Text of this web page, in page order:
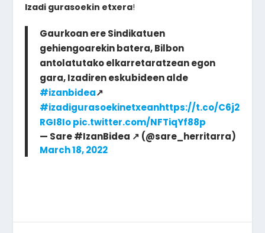
Izadi gurasoekin etxera!
Gaurkoan ere Sindikatuen
gehiengoarekin batera, Bilbon
antolatutako elkarretaratzean egon
gara, Izadiren eskubideen alde
#izanbidea↗️
#izadigurasoekinetxeanhttps://t.co/C6j2
RGI8Iopic.twitter.com/NFTiqYf88p
— Sare #IzanBidea ↗️ (@sare_herritarra)
March 18, 2022